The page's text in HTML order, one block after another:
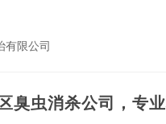
有限公司
臭虫消杀公司，专